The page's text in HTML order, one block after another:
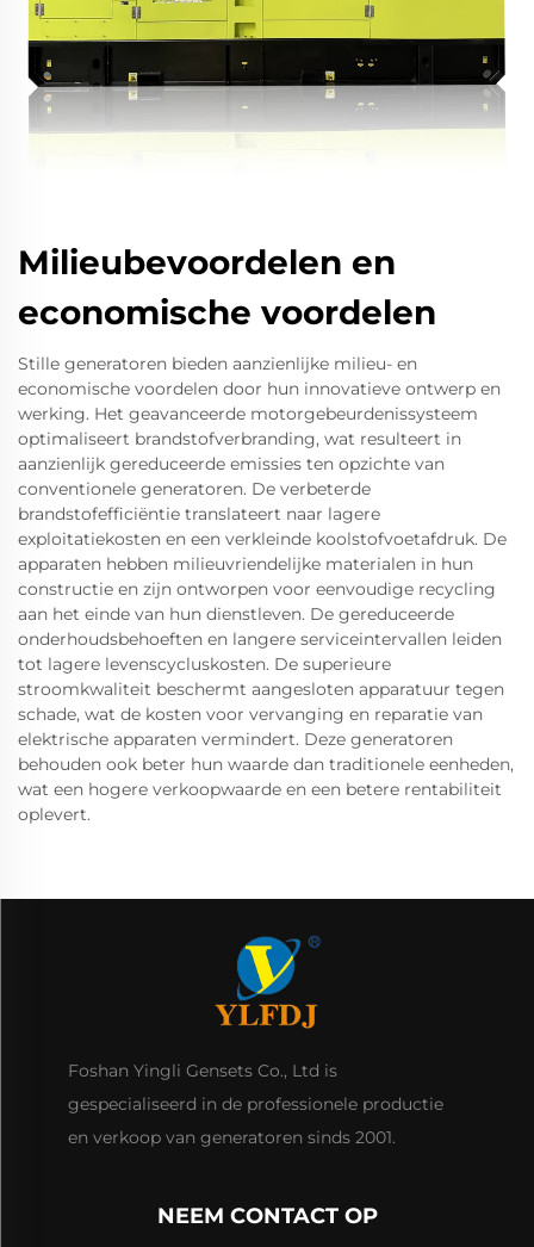
Milieubevoordelen en
economische voordelen
Stille generatoren bieden aanzienlijke milieu- en
economische voordelen door hun innovatieve ontwerp en
werking. Het geavanceerde motorgebeurdenissysteem
optimaliseert brandstofverbranding, wat resulteert in
aanzienlijk gereduceerde emissies ten opzichte van
conventionele generatoren. De verbeterde
brandstofefficiëntie translateert naar lagere
exploitatiekosten en een verkleinde koolstofvoetafdruk. De
apparaten hebben milieuvriendelijke materialen in hun
constructie en zijn ontworpen voor eenvoudige recycling
aan het einde van hun dienstleven. De gereduceerde
onderhoudsbehoeften en langere serviceintervallen leiden
tot lagere levenscycluskosten. De superieure
stroomkwaliteit beschermt aangesloten apparatuur tegen
schade, wat de kosten voor vervanging en reparatie van
elektrische apparaten vermindert. Deze generatoren
behouden ook beter hun waarde dan traditionele eenheden,
wat een hogere verkoopwaarde en een betere rentabiliteit
oplevert.
Foshan Yingli Gensets Co., Ltd is
gespecialiseerd in de professionele productie
en verkoop van generatoren sinds 2001.
NEEM CONTACT OP